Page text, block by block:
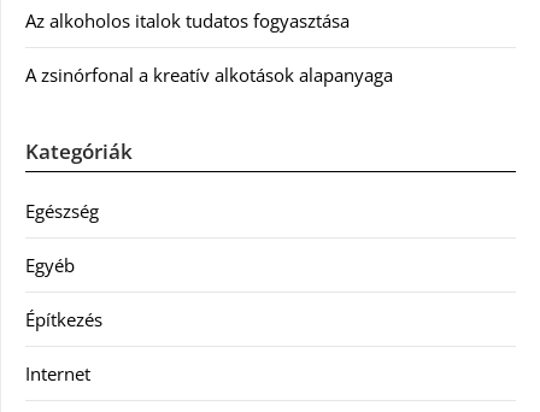
Az alkoholos italok tudatos fogyasztása
A zsinórfonal a kreatív alkotások alapanyaga
Kategóriák
Egészség
Egyéb
Építkezés
Internet